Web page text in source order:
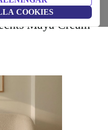
COOKIES
Maya Cream